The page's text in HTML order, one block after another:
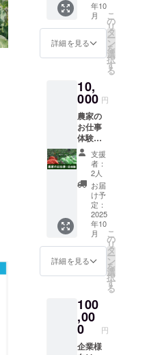
期：12
月と
2026年
2月にお
届けし
ます
料及び
添加物
等の食
品表示
はお届
け商品
のラベ
ルに表
記され
ます。
商品開
封前に
は必ず
お届け
のリ
ターン
に貼付
書きを
ご確認
くださ
い。」
※お野菜
・ジャ
ガイモ
300ｇ
・甘長
150ｇ 6
～10個
マン
150ｇ 5
～8個
から毎
回7種類
お選び
してお
入れし
ます 配
送月：
10月/12
月/2026
年2月/4
月 ※お
野菜は
お選び
いただ
けませ
ん。こ
選別し
てお入
れいた
しま
す。 ※
ルに表
記され
ます。
商品開
封前に
は必ず
のリ
ターン
に貼付
された
ラベル
や注意
書きを
ご確認
くださ
い。」
春夏野
菜内
容： ・
ラ 150
ｇ 10本
筑陽茄
子 200
ｇ程度
2～4本
・水茄
子 200
ｇ程度
2～3個
・きゅ
うり
200ｇ程
度 2～4
個 ・空
心菜
150ｇ 1
束 ・モ
ロヘイ
ヤ 150
ｇ1束
き枝豆
300ｇ1
束 ・と
うもろ
こし
度 2～5
個 ・春
キャベ
ｇ 1個
から毎
お選び
してお
入れし
ます 春
夏野菜
内容：
・丸オ
クラ
150ｇ
10本程
度 ・筑
陽茄子
200ｇ程
度 2～4
本 ・水
茄子
200ｇ程
度 2～3
個 ・
り 200
ｇ程度
2～4個
・空心
菜 150
は各自
でご準
備くだ
さい。
後、
メール
にて、
交流会
の日時
調整を
させて
いただ
きます
泉州ア
グリ内
（〒
598-
日根野
４１２
３） ※
交通費
は含ま
れてお
りませ
ん。 ※
参加日
程の調
整はプ
ロジェ
クト終
了後、
メール
にてご
連絡い
参加限
定数20
～40名
迄 ※収
穫した
選択く
ださい
(とうも
ろこし/
落花生/
さつま
茄子
ぬか漬
け体験/
枝豆/玉
ねぎ) ※
さつま
いも
落花
生 9月
10月に
体験、
それ以
外は開
催時期5
月6月と
なりま
す 開催
2026年
5月・6
月・9月
開催時
間：10
年10
月
詳細を見る
こ
の
リ
タ
ー
ン
を
選
択
す
る
10,
000 円
農家の
お仕事
体験
コース
×1名様
アグリ
のメン
バーと
一日
みっち
り農業
体験 そ
の日収
穫した
野菜の
り 開
催日
時：
2025年
10月～
支援
者：
2人
お届
け予
定：
2025
年10
月
詳細を見る
こ
の
リ
タ
ー
ン
を
選
択
す
る
100
,00
0 円
企業様